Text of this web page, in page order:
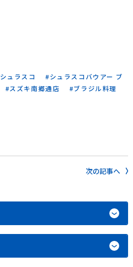
シュラスコ
シュラスコバウアー ブ
スズキ南郷通店
ブラジル料理
次の記事へ